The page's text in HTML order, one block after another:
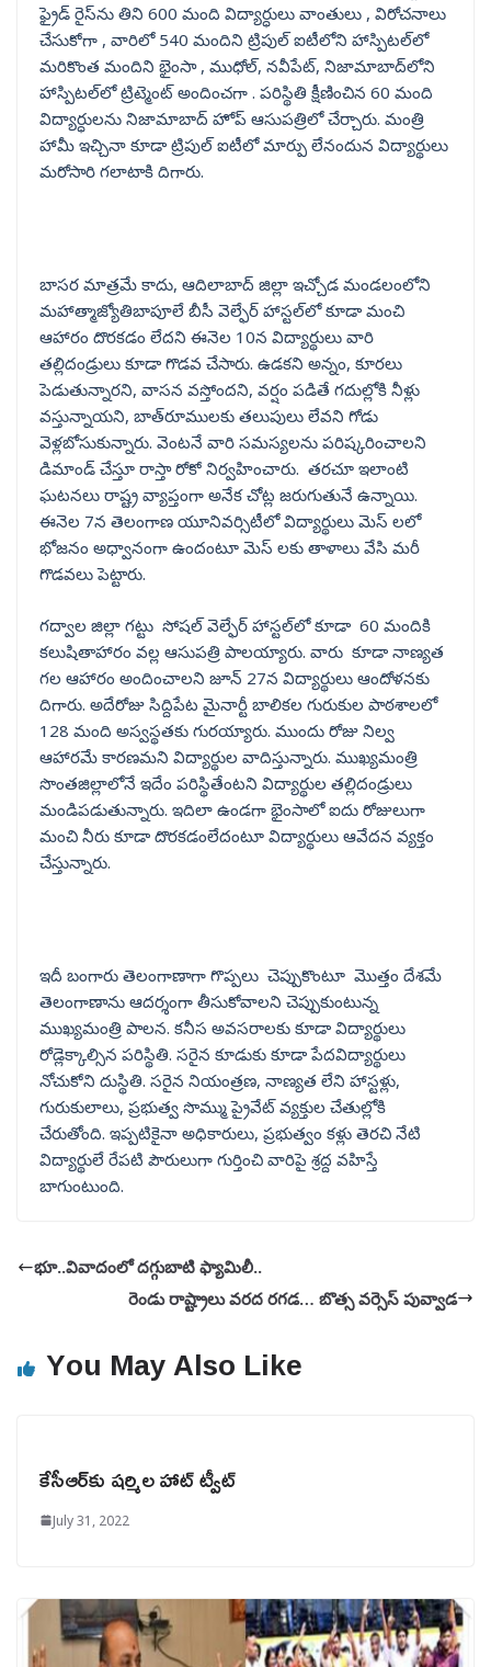
ఫ్రైడ్ రైస్‌ను తిని 600 మంది విద్యార్ధులు వాంతులు , విరోచనాలు
చేసుకోగా , వారిలో 540 మందిని ట్రిపుల్ ఐటీలోని హాస్పిటల్‌లో
మరికొంత మందిని భైంసా , ముధోల్, నవీ‌పేట్, నిజామాబాద్‌లోని
హాస్పిటల్‌లో ట్రిట్మెంట్ అందించగా . పరిస్థితి క్షీణించిన 60 మంది
విద్యార్ధులను నిజామాబాద్ హోప్ ఆసుపత్రిలో చేర్చారు. మంత్రి
హామీ ఇచ్చినా కూడా ట్రిపుల్‌ ఐటీలో మార్పు లేనందున విద్యార్థులు
మరోసారి గలాటాకి దిగారు.
బాసర మాత్రమే కాదు, ఆదిలాబాద్ జిల్లా ఇచ్చోడ మండలంలోని
మహాత్మాజ్యోతిబాపూలే బీసీ వెల్ఫేర్ హాస్టల్‌లో కూడా మంచి
ఆహారం దొరకడం లేదని ఈనెల 10న విద్యార్థులు వారి
తల్లిదండ్రులు కూడా గొడవ చేసారు. ఉడకని అన్నం, కూరలు
పెడుతున్నారని, వాసన వస్తోందని, వర్షం పడితే గదుల్లోకి నీళ్లు
వస్తున్నాయని, బాత్‌రూములకు తలుపులు లేవని గోడు
వెళ్లబోసుకున్నారు. వెంటనే వారి సమస్యలను పరిష్కరించాలని
డిమాండ్ చేస్తూ రాస్తా రోకో నిర్వహించారు. తరచూ ఇలాంటి
ఘటనలు రాష్ట్ర వ్యాప్తంగా అనేక చోట్ల జరుగుతునే ఉన్నాయి.
ఈనెల 7న తెలంగాణ యూనివర్సిటీలో విద్యార్థులు మెస్ లలో
భోజనం అధ్వానంగా ఉందంటూ మెస్ లకు తాళాలు వేసి మరీ
గొడవలు పెట్టారు.
గద్వాల జిల్లా గట్టు సోషల్ వెల్ఫేర్ హాస్టల్‌లో కూడా 60 మందికి
కలుషితాహారం వల్ల ఆసుపత్రి పాలయ్యారు. వారు కూడా నాణ్యత
గల ఆహారం అందించాలని జూన్ 27న విద్యార్థులు ఆందోళనకు
దిగారు. అదేరోజు సిద్దిపేట మైనార్టీ బాలికల గురుకుల పాఠశాలలో
128 మంది అస్వస్థతకు గురయ్యారు. ముందు రోజు నిల్వ
ఆహారమే కారణమని విద్యార్థుల వాదిస్తున్నారు. ముఖ్యమంత్రి
సొంతజిల్లాలోనే ఇదేం పరిస్థితేంటని విద్యార్థుల తల్లిదండ్రులు
మండిపడుతున్నారు. ఇదిలా ఉండగా భైంసాలో ఐదు రోజులుగా
మంచి నీరు కూడా దొరకడంలేదంటూ విద్యార్థులు ఆవేదన వ్యక్తం
చేస్తున్నారు.
ఇదీ బంగారు తెలంగాణాగా గొప్పలు చెప్పుకొంటూ మొత్తం దేశమే
తెలంగాణాను ఆదర్శంగా తీసుకోవాలని చెప్పుకుంటున్న
ముఖ్యమంత్రి పాలన. కనీస అవసరాలకు కూడా విద్యార్థులు
రోడ్లెక్కాల్సిన పరిస్థితి. సరైన కూడుకు కూడా పేదవిద్యార్థులు
నోచుకోని దుస్థితి. సరైన నియంత్రణ, నాణ్యత లేని హాస్టళ్లు,
గురుకులాలు, ప్రభుత్వ సొమ్ము ప్రైవేట్ వ్యక్తుల చేతుల్లోకి
చేరుతోంది. ఇప్పటికైనా అధికారులు, ప్రభుత్వం కళ్లు తెరచి నేటి
విద్యార్థులే రేపటి పౌరులుగా గుర్తించి వారిపై శ్రద్ద వహిస్తే
బాగుంటుంది.
భూ..వివాదంలో దగ్గుబాటి ఫ్యామిలీ..
రెండు రాష్ట్రాలు వరద రగడ… బొత్స వర్సెస్ పువ్వాడ
You May Also Like
కేసీఆర్‌కు షర్మిల హాట్ ట్వీట్
July 31, 2022